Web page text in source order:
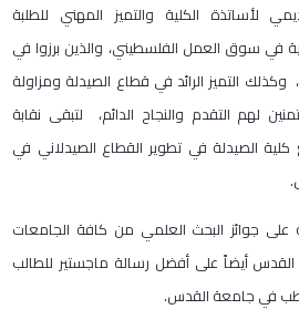
لأساتذة الكلية والتميز المهني للطلبة
في سوق العمل الفلسطيني، والذين برزوا في
وكذلك التميز الرائد في قطاع الصيدلة ومزاولة
لهم التقدم والنجاح الدائم، لتبقى نقابة
الصيدلة في تطوير القطاع الصيدلاني في
على جوائز البحث العلمي من كافة الجامعات
أيضاً على أفضل رسالة ماجستير للطالب
في جامعة القدس.